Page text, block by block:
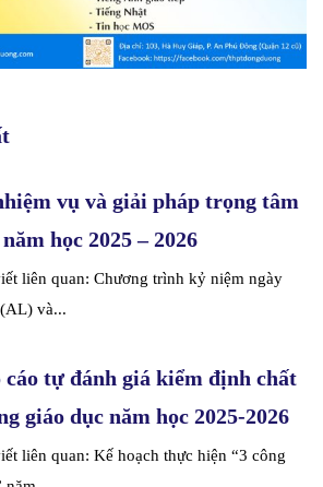
vụ và giải pháp trọng tâm
học 2025 – 2026
liên quan: Chương trình kỷ niệm ngày
và...
cáo tự đánh giá kiểm định chất
giáo dục năm học 2025-2026
liên quan: Kế hoạch thực hiện “3 công